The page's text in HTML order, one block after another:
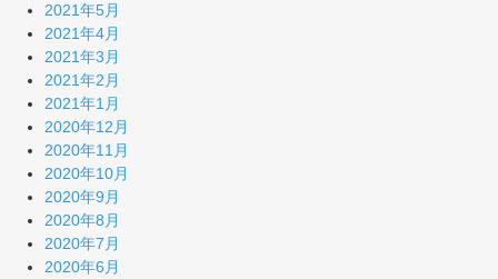
2021年5月
2021年4月
2021年3月
2021年2月
2021年1月
2020年12月
2020年11月
2020年10月
2020年9月
2020年8月
2020年7月
2020年6月